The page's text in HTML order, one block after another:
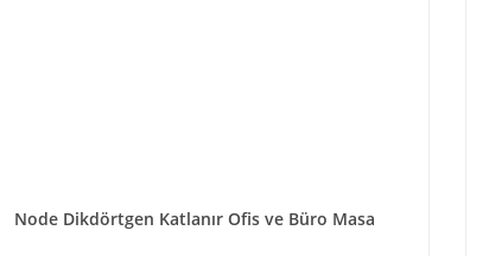
Node Dikdörtgen Katlanır Ofis ve Büro Masa